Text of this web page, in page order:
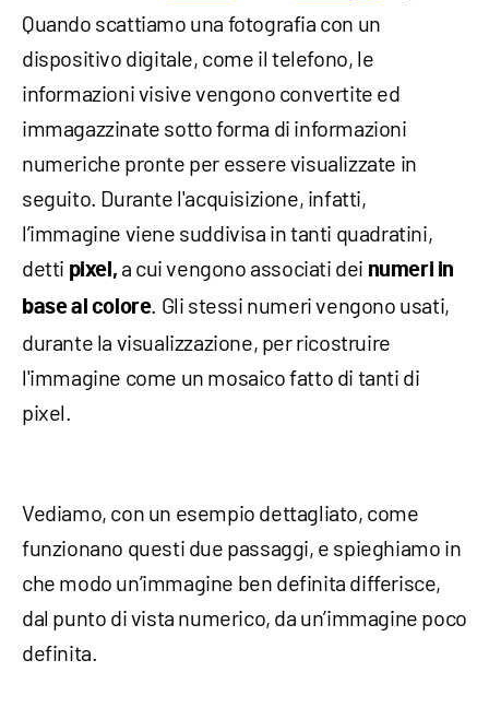
Quando scattiamo una fotografia con un
dispositivo digitale, come il telefono, le
informazioni visive vengono convertite ed
immagazzinate sotto forma di informazioni
numeriche pronte per essere visualizzate in
seguito. Durante l'acquisizione, infatti,
l’immagine viene suddivisa in tanti quadratini,
detti pixel, a cui vengono associati dei numeri in
base al colore. Gli stessi numeri vengono usati,
durante la visualizzazione, per ricostruire
l'immagine come un mosaico fatto di tanti di
pixel.
Vediamo, con un esempio dettagliato, come
funzionano questi due passaggi, e spieghiamo in
che modo un’immagine ben definita differisce,
dal punto di vista numerico, da un’immagine poco
definita.